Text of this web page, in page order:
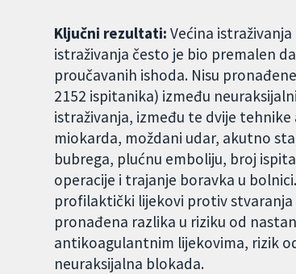
Ključni rezultati:Većina
istraživanja često je bio premalen
proučavanih ishoda. Nisu
2152 ispitanika) između
istraživanja, između te dvije
miokarda, moždani udar, akutno
bubrega, plućnu emboliju, broj
operacije i trajanje boravka u
profilaktički lijekovi protiv
pronađena razlika u riziku od
antikoagulantnim lijekovima, rizik
neuraksijalna blokada.